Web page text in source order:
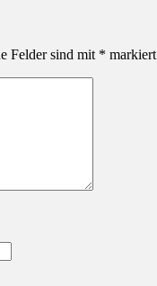
Felder sind mit * markiert